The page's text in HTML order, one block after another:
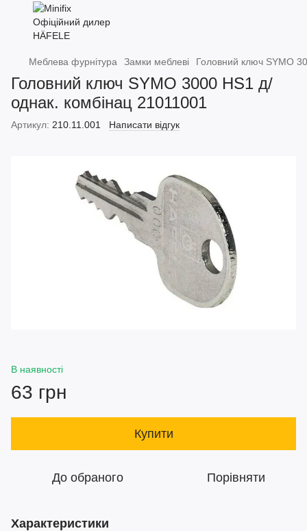
Меблева фурнітура Замки меблеві Головний ключ SYMO
Головний ключ SYMO 3000 HS1 д/
однак. комбінац 21011001
Артикул: 210.11.001 Написати відгук
В наявності
63 грн
Купити
До обраного Порівняти
Характеристики